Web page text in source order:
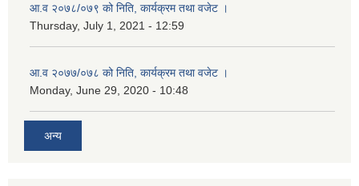
आ.व २०७८/०७९ को निति, कार्यक्रम तथा वजेट ।
Thursday, July 1, 2021 - 12:59
आ.व २०७७/०७८ को निति, कार्यक्रम तथा वजेट ।
Monday, June 29, 2020 - 10:48
अन्य